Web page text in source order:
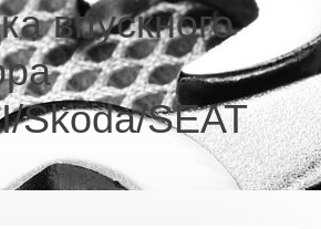
впускного
Skoda/SEAT